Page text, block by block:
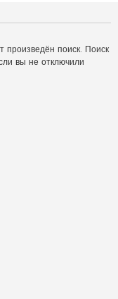
поиск. Поиск
вы не отключили